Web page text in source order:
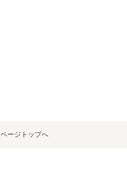
ページトップへ